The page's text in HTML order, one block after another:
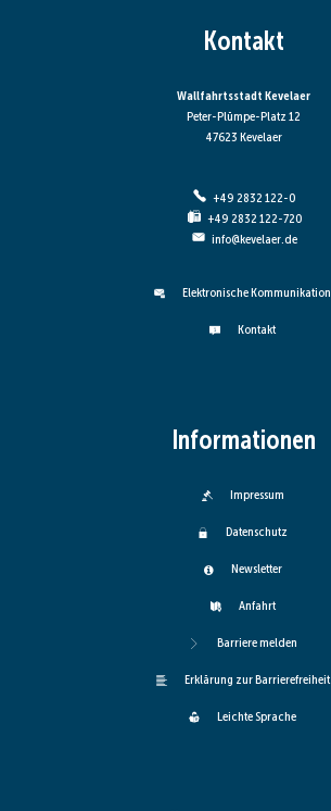
Kontakt
Wallfahrtsstadt Kevelaer
Peter-Plümpe-Platz 12
47623 Kevelaer
+49 2832 122-0
+49 2832 122-720
info@kevelaer.de
Elektronische Kommunikation
Kontakt
Informationen
Impressum
Datenschutz
Newsletter
Anfahrt
Barriere melden
Erklärung zur Barrierefreiheit
Leichte Sprache